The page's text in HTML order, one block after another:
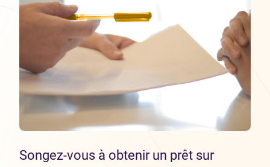
Songez-vous à obtenir un prêt sur